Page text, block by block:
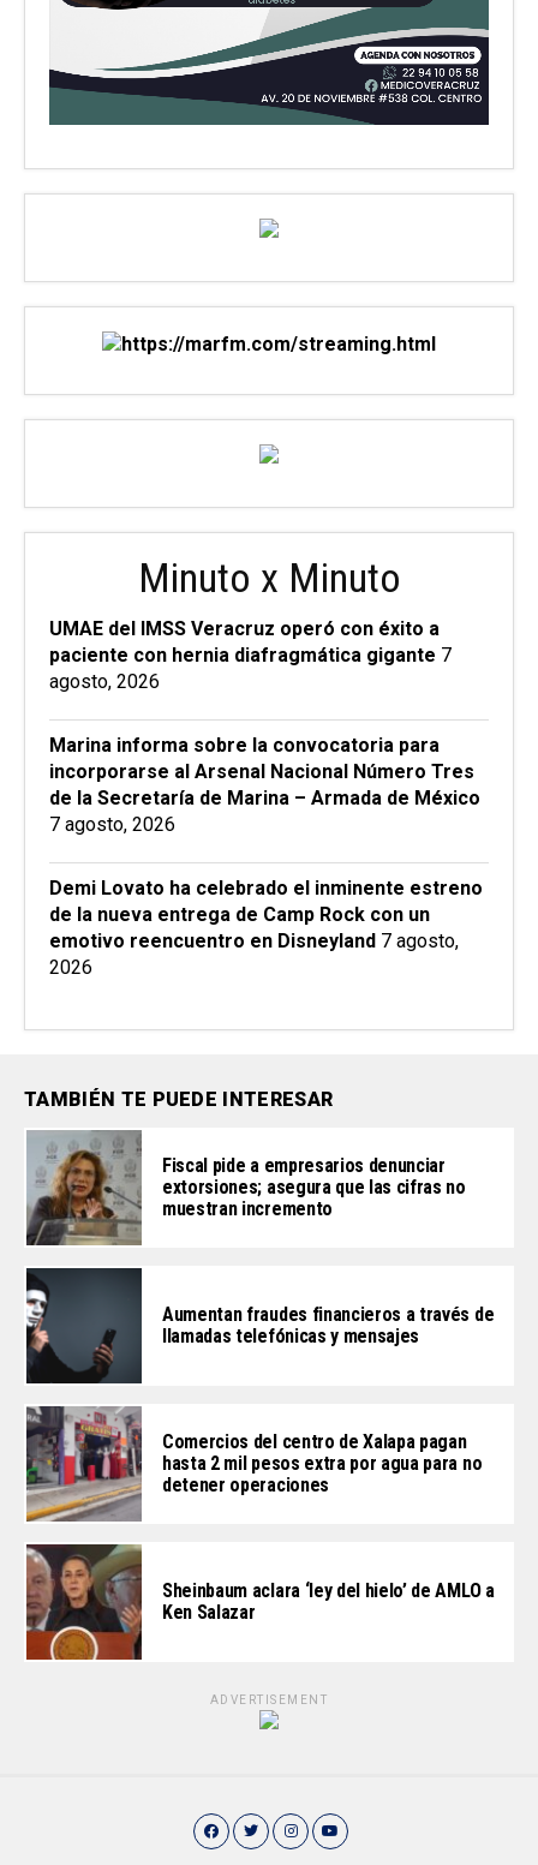
Minuto x Minuto
UMAE del IMSS Veracruz operó con éxito a
paciente con hernia diafragmática gigante 7
agosto, 2026
Marina informa sobre la convocatoria para
incorporarse al Arsenal Nacional Número Tres
de la Secretaría de Marina – Armada de México
7 agosto, 2026
Demi Lovato ha celebrado el inminente estreno
de la nueva entrega de Camp Rock con un
emotivo reencuentro en Disneyland 7 agosto,
2026
TAMBIÉN TE PUEDE INTERESAR
Fiscal pide a empresarios denunciar
extorsiones; asegura que las cifras no
muestran incremento
Aumentan fraudes financieros a través de
llamadas telefónicas y mensajes
Comercios del centro de Xalapa pagan
hasta 2 mil pesos extra por agua para no
detener operaciones
Sheinbaum aclara ‘ley del hielo’ de AMLO a
Ken Salazar
ADVERTISEMENT